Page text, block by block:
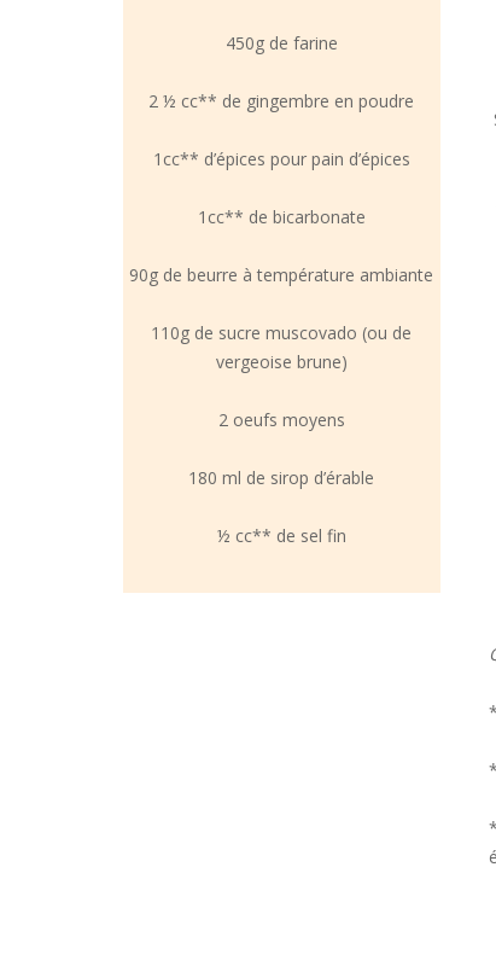
450g de farine
2 ½ cc** de gingembre en poudre
1cc** d’épices pour pain d’épices
1cc** de bicarbonate
90g de beurre à température ambiante
110g de sucre muscovado (ou de
vergeoise brune)
2 oeufs moyens
180 ml de sirop d’érable
½ cc** de sel fin